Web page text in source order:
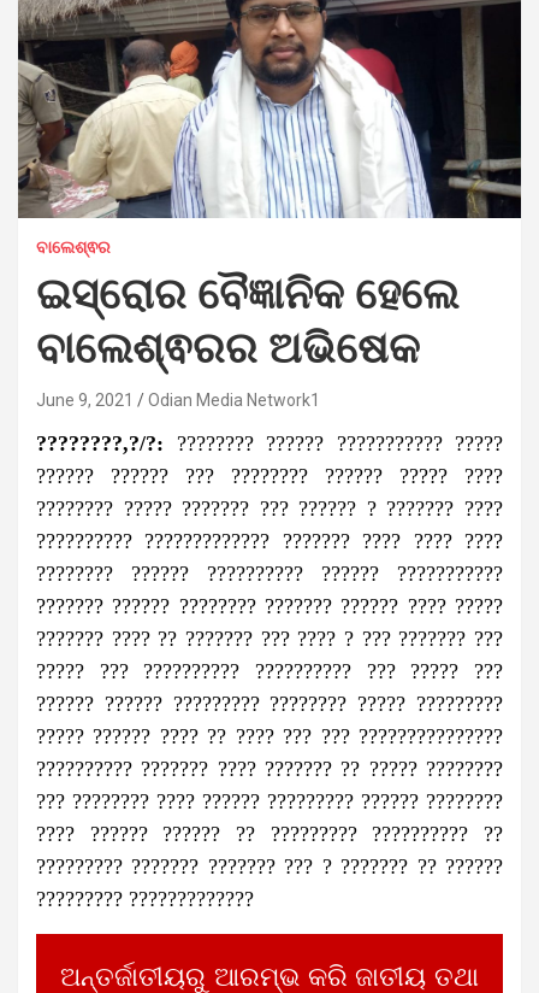
ବାଲେଶ୍ଵର
ଇସ୍ରୋର ବୈଜ୍ଞାନିକ ହେଲେ
ବାଲେଶ୍ଵରର ଅଭିଷେକ
June 9, 2021 Odian Media Network1
????????,?/?: ???????? ?????? ??????????? ?????
?????? ?????? ??? ???????? ?????? ????? ????
???????? ????? ??????? ??? ?????? ? ??????? ????
?????????? ????????????? ??????? ???? ???? ????
???????? ?????? ?????????? ?????? ???????????
??????? ?????? ???????? ??????? ?????? ???? ?????
??????? ???? ?? ??????? ??? ???? ? ??? ??????? ???
????? ??? ?????????? ?????????? ??? ????? ???
?????? ?????? ????????? ???????? ????? ?????????
????? ?????? ???? ?? ???? ??? ??? ???????????????
?????????? ??????? ???? ??????? ?? ????? ????????
??? ???????? ???? ?????? ????????? ?????? ????????
???? ?????? ?????? ?? ????????? ?????????? ??
????????? ??????? ??????? ??? ? ??????? ?? ??????
????????? ?????????????
ଅନ୍ତର୍ଜାତୀୟରୁ ଆରମ୍ଭ କରି ଜାତୀୟ ତଥା